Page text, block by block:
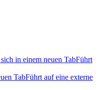
in einem neuen TabFührt
TabFührt auf eine externe